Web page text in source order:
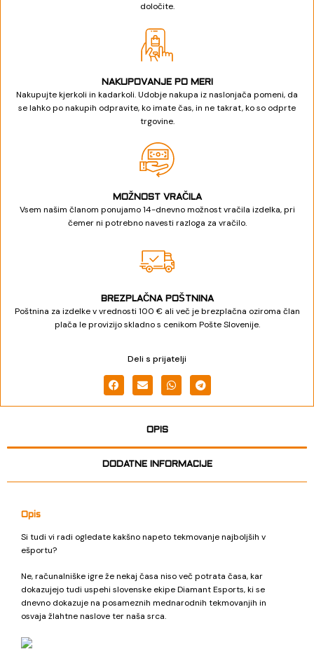
določite.
NAKUPOVANJE PO MERI
Nakupujte kjerkoli in kadarkoli. Udobje nakupa iz naslonjača pomeni, da
se lahko po nakupih odpravite, ko imate čas, in ne takrat, ko so odprte
trgovine.
MOŽNOST VRAČILA
Vsem našim članom ponujamo 14-dnevno možnost vračila izdelka, pri
čemer ni potrebno navesti razloga za vračilo.
BREZPLAČNA POŠTNINA
Poštnina za izdelke v vrednosti 100 € ali več je brezplačna oziroma član
plača le provizijo skladno s cenikom Pošte Slovenije.
Deli s prijatelji
OPIS
DODATNE INFORMACIJE
Opis
Si tudi vi radi ogledate kakšno napeto tekmovanje najboljših v
ešportu?
Ne, računalniške igre že nekaj časa niso več potrata časa, kar
dokazujejo tudi uspehi slovenske ekipe Diamant Esports, ki se
dnevno dokazuje na posameznih mednarodnih tekmovanjih in
osvaja žlahtne naslove ter naša srca.